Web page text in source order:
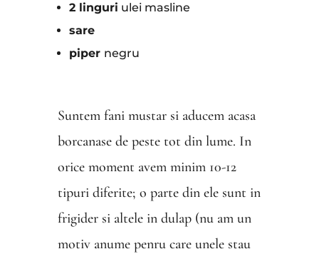
2 linguri ulei masline
sare
piper negru
Suntem fani mustar si aducem acasa
borcanase de peste tot din lume. In
orice moment avem minim 10-12
tipuri diferite; o parte din ele sunt in
frigider si altele in dulap (nu am un
motiv anume penru care unele stau